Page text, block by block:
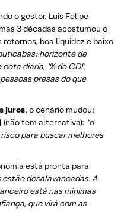
o gestor, Luis Felipe
3 décadas acostumou o
boa liquidez e baixo
horizonte de
diária, ‘% do CDI’,
presas do que
juros, o cenário mudou:
(não tem alternativa): “o
para buscar melhores
está pronta para
estão desalavancadas. A
está nas mínimas
que virá com as